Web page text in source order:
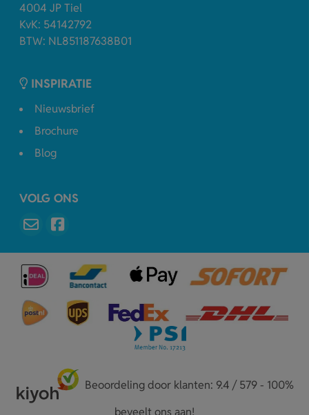
4004 JP Tiel
KvK: 54142792
BTW: NL851187638B01
INSPIRATIE
Nieuwsbrief
Brochure
Blog
VOLG ONS
Beoordeling door klanten: 9.4 / 579 - 100%
beveelt ons aan!